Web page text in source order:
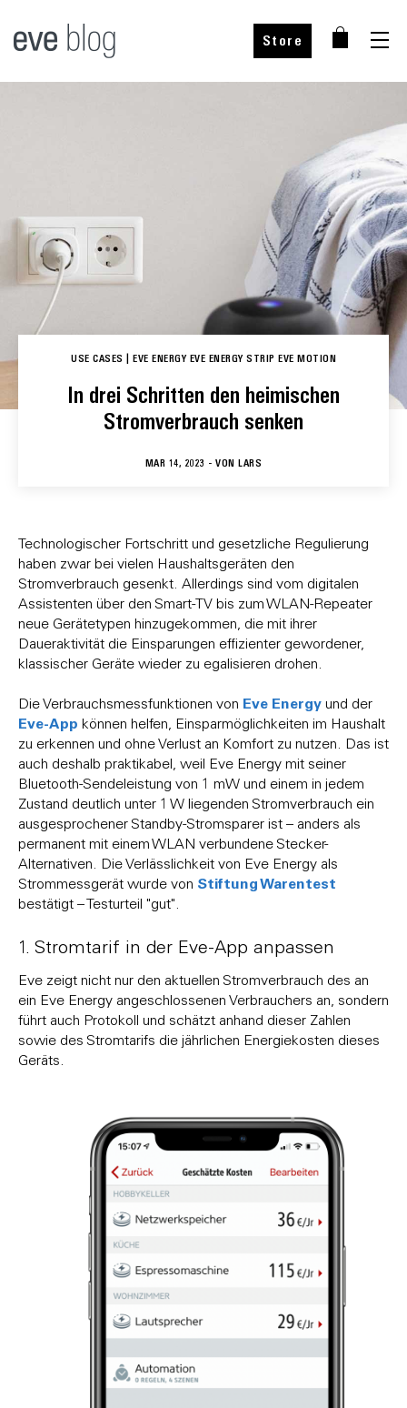
Store
USE CASES EVE ENERGY EVE ENERGY STRIP EVE MOTION
In drei Schritten den heimischen
Stromverbrauch senken
MAR 14, 2023 - VONLARS
Technologischer Fortschritt und gesetzliche Regulierung
haben zwar bei vielen Haushaltsgeräten den
Stromverbrauch gesenkt. Allerdings sind vom digitalen
Assistenten über den Smart-TV bis zum WLAN-Repeater
neue Gerätetypen hinzugekommen, die mit ihrer
Daueraktivität die Einsparungen effizienter gewordener,
klassischer Geräte wieder zu egalisieren drohen.
Die Verbrauchsmessfunktionen von Eve Energy und der
Eve-App können helfen, Einsparmöglichkeiten im Haushalt
zu erkennen und ohne Verlust an Komfort zu nutzen. Das ist
auch deshalb praktikabel, weil Eve Energy mit seiner
Bluetooth-Sendeleistung von 1 mW und einem in jedem
Zustand deutlich unter 1 W liegenden Stromverbrauch ein
ausgesprochener Standby-Stromsparer ist – anders als
permanent mit einem WLAN verbundene Stecker-
Alternativen. Die Verlässlichkeit von Eve Energy als
Strommessgerät wurde von Stiftung Warentest
bestätigt – Testurteil "gut".
1. Stromtarif in der Eve-App anpassen
Eve zeigt nicht nur den aktuellen Stromverbrauch des an
ein Eve Energy angeschlossenen Verbrauchers an, sondern
führt auch Protokoll und schätzt anhand dieser Zahlen
sowie des Stromtarifs die jährlichen Energiekosten dieses
Geräts.
Wähle dein Land
Wähle dein Land
Wähle dein Land